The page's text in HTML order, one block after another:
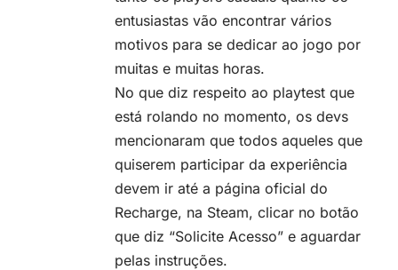
entusiastas vão encontrar vários
motivos para se dedicar ao jogo por
muitas e muitas horas.
No que diz respeito ao playtest que
está rolando no momento, os devs
mencionaram que todos aqueles que
quiserem participar da experiência
devem ir até a página oficial do
Recharge, na Steam, clicar no botão
que diz “Solicite Acesso” e aguardar
pelas instruções.